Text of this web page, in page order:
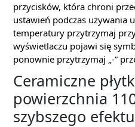
przycisków, która chroni
ustawień podczas używania
temperatury przytrzymaj
wyświetlaczu pojawi się
ponownie przytrzymaj „-”
Ceramiczne
powierzchnia
szybszego efektu